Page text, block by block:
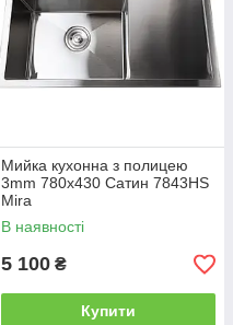
Мийка кухонна з полицею
3mm 780х430 Сатин 7843HS
Mira
В наявності
5 100 ₴
Купити